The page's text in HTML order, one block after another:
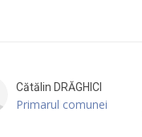
Cătălin DRĂGHICI
Primarul comunei